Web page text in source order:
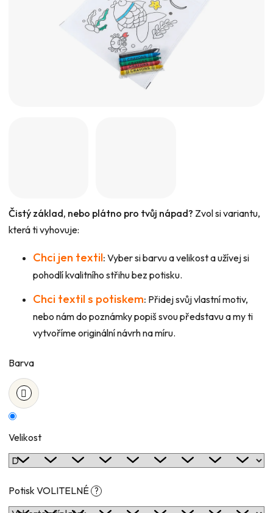
Čistý základ, nebo plátno pro tvůj nápad? Zvol si variantu,
která ti vyhovuje:
Chci jen textil: Vyber si barvu a velikost a užívej si
pohodlí kvalitního střihu bez potisku.
Chci textil s potiskem: Přidej svůj vlastní motiv,
nebo nám do poznámky popiš svou představu a my ti
vytvoříme originální návrh na míru.
Barva
Velikost
Potisk VOLITELNÉ ?